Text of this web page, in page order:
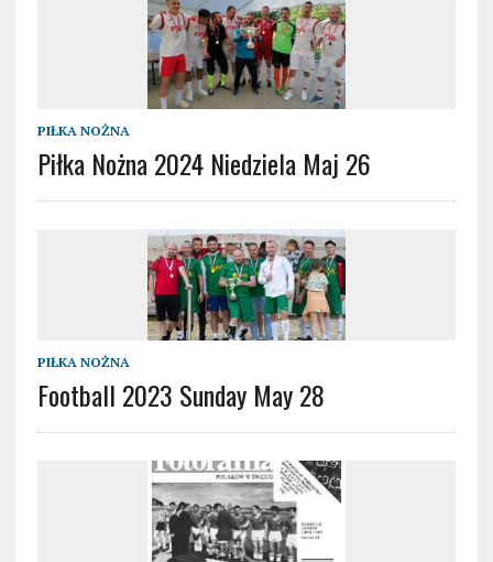
PIŁKA NOŻNA
Piłka Nożna 2024 Niedziela Maj 26
PIŁKA NOŻNA
Football 2023 Sunday May 28